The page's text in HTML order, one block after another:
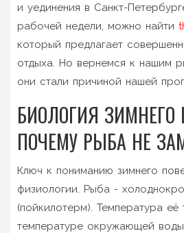
и уединения в Санкт-
рабочей недели, можно найти
который предлагает
отдыха. Но вернемся к нашим
они стали причиной нашей
БИОЛОГИЯ ЗИМНЕГО
ПОЧЕМУ РЫБА НЕ
Ключ к пониманию зимнего
физиологии. Рыба -
(пойкилотерм). Температура её
температуре окружающей